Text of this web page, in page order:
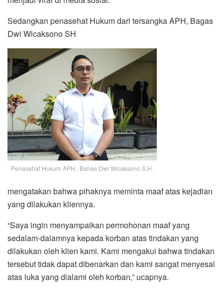
Sedangkan penasehat Hukum dari tersangka APH, Bagas
Dwi Wicaksono SH
Penasehat Hukum APH , Bahas Dwi Wicaksono S.H.
mengatakan bahwa pihaknya meminta maaf atas kejadian
yang dilakukan kliennya.
“Saya ingin menyampaikan permohonan maaf yang
sedalam-dalamnya kepada korban atas tindakan yang
dilakukan oleh klien kami. Kami mengakui bahwa tindakan
tersebut tidak dapat dibenarkan dan kami sangat menyesal
atas luka yang dialami oleh korban,” ucapnya.